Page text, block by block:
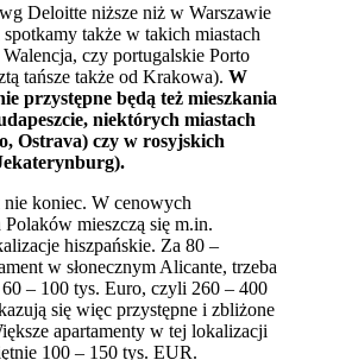
Deloitte niższe niż w Warszawie
także w takich miastach
czy portugalskie Porto
tańsze także od Krakowa).W
przystępne będą też mieszkania
niektórych miastach
Ostrava) czy w rosyjskich
koniec. W cenowych
mieszczą się m.in.
hiszpańskie. Za 80 –
w słonecznym Alicante, trzeba
60 – 100 tys. Euro, czyli 260 – 400
się więc przystępne i zbliżone
apartamenty w tej lokalizacji
100 – 150 tys. EUR.